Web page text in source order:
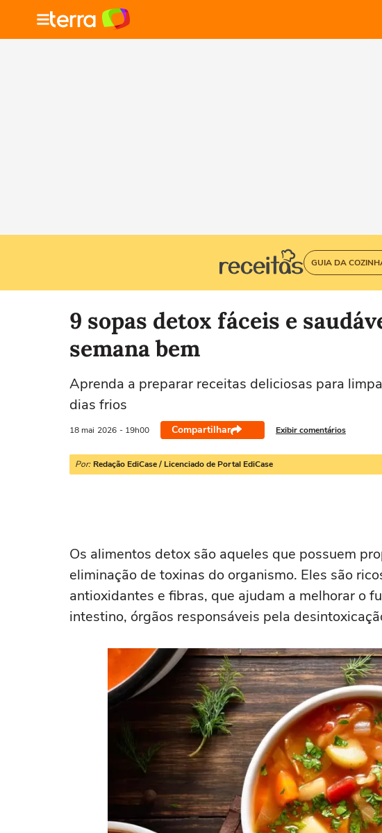
GUIA DA
9 sopas detox fáceis e
semana bem
Aprenda a preparar receitas deliciosas para
dias frios
18 mai 2026 - 19h00 Compartilhar Exibir comentários
Por: Redação EdiCase / Licenciado de Portal EdiCase
Os alimentos detox são aqueles que possuem
eliminação de toxinas do organismo. Eles são
antioxidantes e fibras, que ajudam a melhorar o
intestino, órgãos responsáveis pela